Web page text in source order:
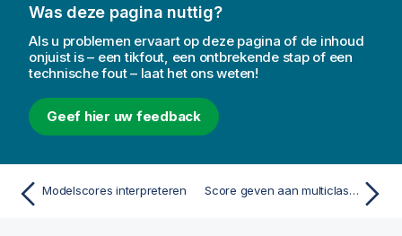
Was deze pagina nuttig?
Als u problemen ervaart op deze pagina of de inhoud
onjuist is – een tikfout, een ontbrekende stap of een
technische fout – laat het ons weten!
Geef hier uw feedback
Modelscores interpreteren Score geven aan multiclass-classificatiemodellen